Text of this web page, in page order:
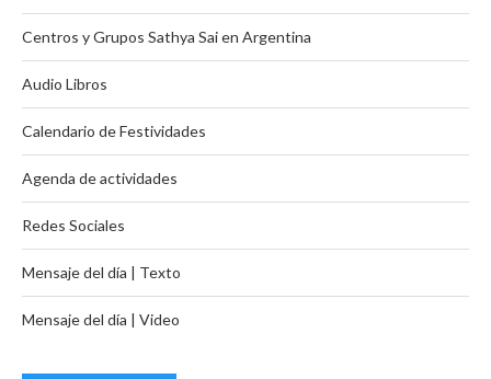
Centros y Grupos Sathya Sai en Argentina
Audio Libros
Calendario de Festividades
Agenda de actividades
Redes Sociales
Mensaje del día | Texto
Mensaje del día | Video